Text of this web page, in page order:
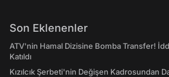
Son Eklenenler
ATV'nin Hamal Dizisine Bomba Transfer!
Katıldı
Kızılcık Şerbeti'nin Değişen Kadrosundan